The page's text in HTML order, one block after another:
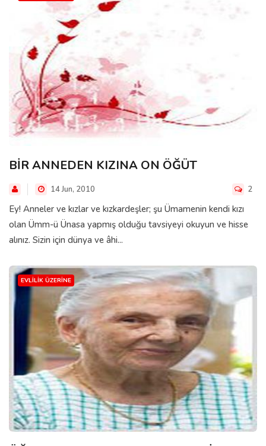
BİR ANNEDEN KIZINA ON ÖĞÜT
14 Jun, 2010 2
Ey! Anneler ve kızlar ve kızkardeşler; şu Ümamenin kendi kızı
olan Ümm-ü Ünasa yapmış olduğu tavsiyeyi okuyun ve hisse
alınız. Sizin için dünya ve âhi...
EVLILIK ÜZERINE